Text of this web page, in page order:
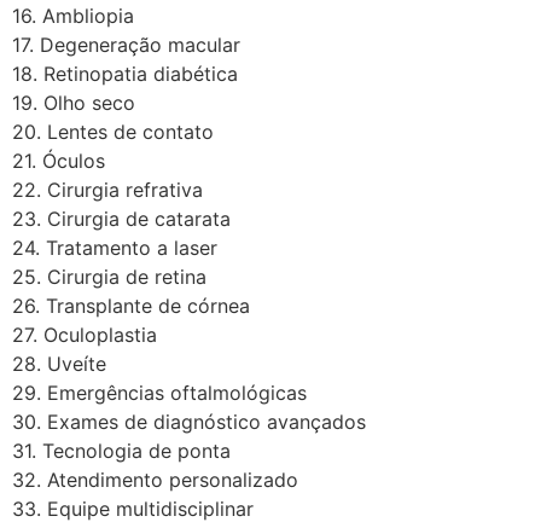
16. Ambliopia
17. Degeneração macular
18. Retinopatia diabética
19. Olho seco
20. Lentes de contato
21. Óculos
22. Cirurgia refrativa
23. Cirurgia de catarata
24. Tratamento a laser
25. Cirurgia de retina
26. Transplante de córnea
27. Oculoplastia
28. Uveíte
29. Emergências oftalmológicas
30. Exames de diagnóstico avançados
31. Tecnologia de ponta
32. Atendimento personalizado
33. Equipe multidisciplinar